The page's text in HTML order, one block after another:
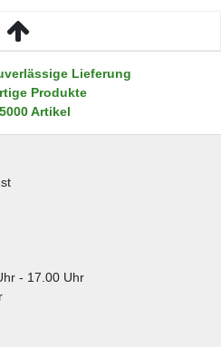
Lieferung
Produkte
Artikel
- 17.00 Uhr